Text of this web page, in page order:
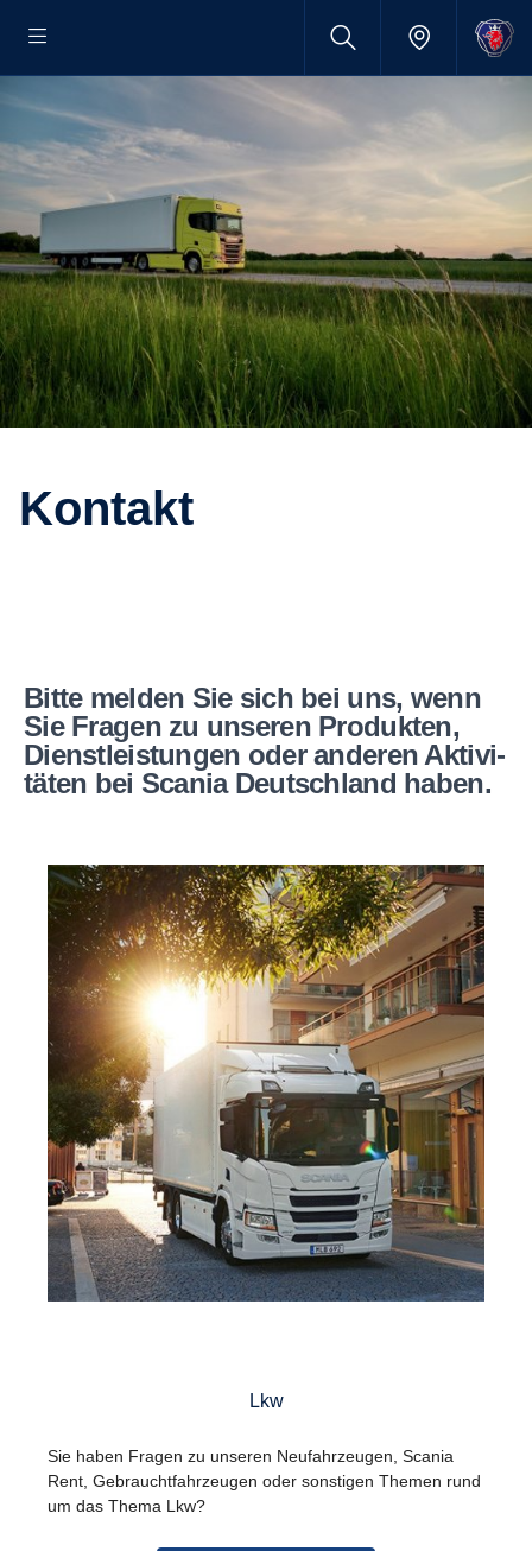
Kontakt
Bitte melden Sie sich bei uns, wenn
Sie Fragen zu unseren Produkten,
Dienst­leis­tungen oder anderen Aktivi­
täten bei Scania Deutsch­land haben.
Lkw
Sie haben Fragen zu unseren Neufahrzeugen, Scania
Rent, Gebrauchtfahrzeugen oder sonstigen Themen rund
um das Thema Lkw?